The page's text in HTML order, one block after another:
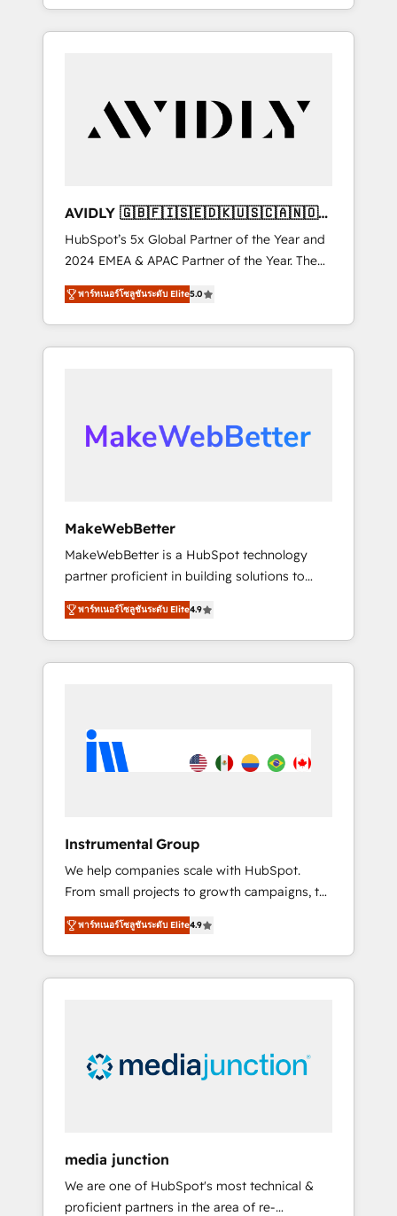
specialize in both strategic RevOps planning
and hands-on technical execution - building
Services - Managed IT (MSP) - Franchises -
Professional Services - And more! How we
Custom integrations and workflow
automation ✔️ User adoption programs,
training, and enablement Through project-
based engagements and ongoing RevOps
partnerships, we guide organizations through
the revenue maturity model - delivering the
right improvements at the right time so
AVIDLY 🇬🇧🇫🇮🇸🇪🇩🇰🇺🇸🇨🇦🇳🇴
🇩🇪🇦🇺🇳🇿
HubSpot’s 5x Global Partner of the Year and
2024 EMEA & APAC Partner of the Year. The
world’s most experienced and fully
accredited HubSpot Solutions Partner. 🚀
With 2,750+ HubSpot projects delivered and
370+ specialists across EMEA, APAC and NAM,
automation, we turn complexity into clarity,
human at global scale. 🏆 HubSpot’s CEO
พาร์ทเนอร์โซลูชันระดับ Elite5.0
MakeWebBetter
MakeWebBetter is a HubSpot technology
partner proficient in building solutions to
maximize the operational efficiency of
HubSpot. The fastest-growing tech-enabler &
facilitator, MakeWebBetter, hands you the
blend of HubSpot expertise & eminent
HubSpot experience 🤝HubSpot Premier
Integration partner 🤝Google Premier Partner
Harnessing the full potential of the powerful
HubSpot CRM. ✔️A team of HubSpot experts
backed by over 10+ years of HubSpot
experience ✔️Flexible pricing models —
Hourly-fee (assigned one Dedicated
HubSpot Admin); Monthly-fee (HubSpot
Admin + Project Manager); and Fixed Project
bundle services. Connect with us today!
พาร์ทเนอร์โซลูชันระดับ Elite4.9
Instrumental Group
We help companies scale with HubSpot.
From small projects to growth campaigns, to
CRM and websites. Hire an agency that's
experienced in every inch of HubSpot and
willing to work hand-in-hand with your team
to simplify the complex and build a better
พาร์ทเนอร์โซลูชันระดับ Elite4.9
media junction
We are one of HubSpot's most technical &
proficient partners in the area of re-